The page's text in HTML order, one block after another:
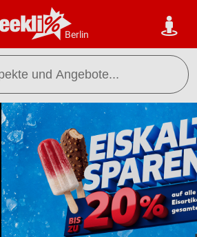
Berlin